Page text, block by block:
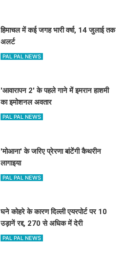
हिमाचल में कई जगह भारी वर्षा, 14 जुलाई तक
अलर्ट
PAL PAL NEWS
'आवारापन 2' के पहले गाने में इमरान हाशमी
का इमोशनल अवतार
PAL PAL NEWS
'मोआना' के जरिए प्रेरणा बांटेंगी कैथरीन
लागाइया
PAL PAL NEWS
घने कोहरे के कारण दिल्ली एयरपोर्ट पर 10
उड़ानें रद्द, 270 से अधिक में देरी
PAL PAL NEWS